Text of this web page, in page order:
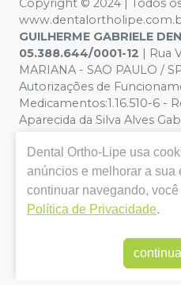
Copyright © 2024 | Todos
GUILHERME GABRIELE
05.388.644/0001-12 | Rua
MARIANA - SAO PAULO /
Autorizações de
Medicamentos:1.16.510-6 -
Aparecida da Silva Alves
ilustrativas - Os preços e
sujeitos a alterações. Em
no site, o valor válido é o
vendemos por atacado,
Dental Ortho-Lipe usa
anúncios e melhorar a sua
continuar navegando,
Política de Privacidade.